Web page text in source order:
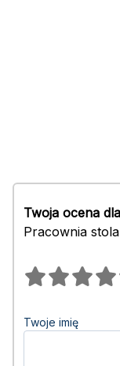
Twoja ocena
Pracownia
Twoje imię